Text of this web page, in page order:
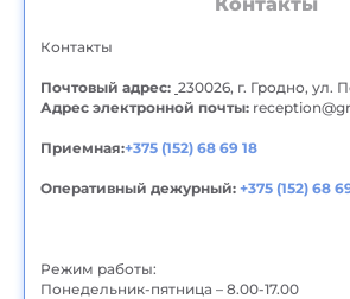
Контакты
Почтовый адрес: 230026, г. Гродно, ул.
Адрес электронной почты:
Приемная:+375 (152) 68 69 18
Оперативный дежурный: +375 (152) 68
Режим работы:
Понедельник-пятница – 8.00-17.00